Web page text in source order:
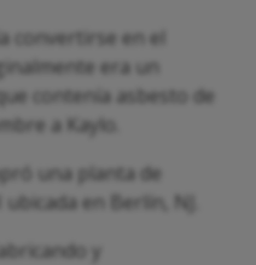
convertirse en el
era un
contenía asbesto de
a Kaylo.
una planta de
en Berlín, NJ.
y